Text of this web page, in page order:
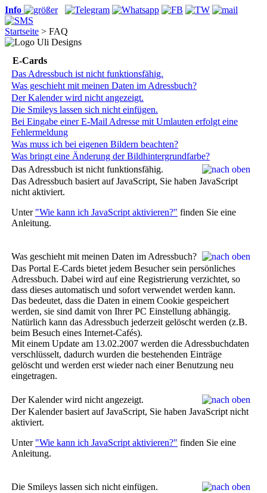
Info
Startseite > FAQ
E-Cards
Das Adressbuch ist nicht funktionsfähig.
Was geschieht mit meinen Daten im Adressbuch?
Der Kalender wird nicht angezeigt.
Die Smileys lassen sich nicht einfügen.
Bei Eingabe einer E-Mail Adresse mit Umlauten erfolgt eine
Fehlermeldung
Was muss ich bei eigenen Bildern beachten?
Was bringt eine Änderung der Bildhintergrundfarbe?
Das Adressbuch ist nicht funktionsfähig.
Das Adressbuch basiert auf JavaScript, Sie haben JavaScript
nicht aktiviert.
Unter "Wie kann ich JavaScript aktivieren?" finden Sie eine
Anleitung.
Was geschieht mit meinen Daten im Adressbuch?
Das Portal E-Cards bietet jedem Besucher sein persönliches
Adressbuch. Dabei wird auf eine Registrierung verzichtet, so
dass dieses automatisch und sofort verwendet werden kann.
Das bedeutet, dass die Daten in einem Cookie gespeichert
werden, sie sind damit von Ihrer PC Einstellung abhängig.
Natürlich kann das Adressbuch jederzeit gelöscht werden (z.B.
beim Besuch eines Internet-Cafés).
Mit einem Update am 13.02.2007 werden die Adressbuchdaten
verschlüsselt, dadurch wurden die bestehenden Einträge
gelöscht und werden erst wieder nach einer Benutzung neu
eingetragen.
Der Kalender wird nicht angezeigt.
Der Kalender basiert auf JavaScript, Sie haben JavaScript nicht
aktiviert.
Unter "Wie kann ich JavaScript aktivieren?" finden Sie eine
Anleitung.
Die Smileys lassen sich nicht einfügen.